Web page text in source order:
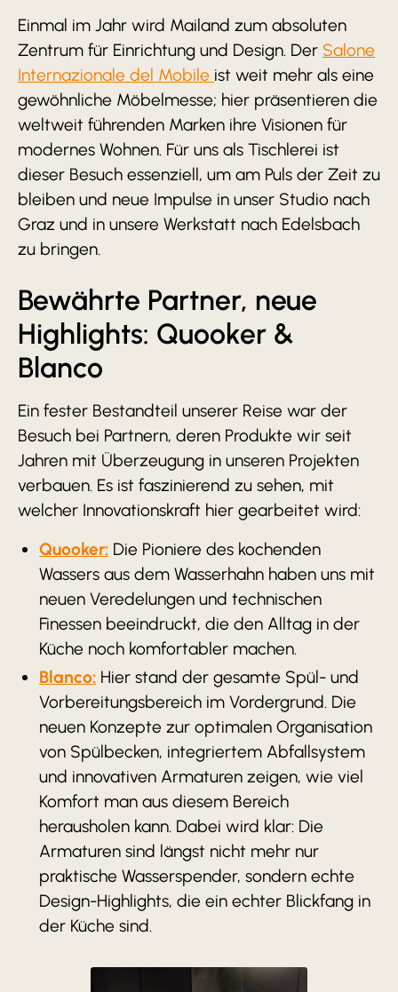
Einmal im Jahr wird Mailand zum absoluten
Zentrum für Einrichtung und Design. Der Salone
Internazionale del Mobile ist weit mehr als eine
gewöhnliche Möbelmesse; hier präsentieren die
weltweit führenden Marken ihre Visionen für
modernes Wohnen. Für uns als Tischlerei ist
dieser Besuch essenziell, um am Puls der Zeit zu
bleiben und neue Impulse in unser Studio nach
Graz und in unsere Werkstatt nach Edelsbach
zu bringen.
Bewährte Partner, neue
Highlights: Quooker &
Blanco
Ein fester Bestandteil unserer Reise war der
Besuch bei Partnern, deren Produkte wir seit
Jahren mit Überzeugung in unseren Projekten
verbauen. Es ist faszinierend zu sehen, mit
welcher Innovationskraft hier gearbeitet wird:
Quooker: Die Pioniere des kochenden
Wassers aus dem Wasserhahn haben uns mit
neuen Veredelungen und technischen
Finessen beeindruckt, die den Alltag in der
Küche noch komfortabler machen.
Blanco: Hier stand der gesamte Spül- und
Vorbereitungsbereich im Vordergrund. Die
neuen Konzepte zur optimalen Organisation
von Spülbecken, integriertem Abfallsystem
und innovativen Armaturen zeigen, wie viel
Komfort man aus diesem Bereich
herausholen kann. Dabei wird klar: Die
Armaturen sind längst nicht mehr nur
praktische Wasserspender, sondern echte
Design-Highlights, die ein echter Blickfang in
der Küche sind.